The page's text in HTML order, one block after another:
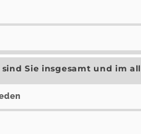
Sie insgesamt und im